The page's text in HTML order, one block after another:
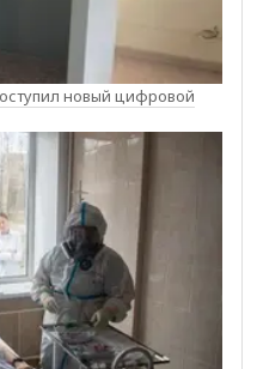
новый цифровой